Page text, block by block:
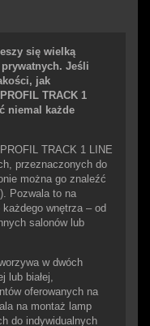
się wielką
Jeśli
jak
TRACK 1
niemal każde
TRACK 1 LINE
przeznaczonych do
można go znaleźć
Pozwala to na
wnętrza – od
salonów lub
w dwóch
lub białej,
oferowanych na
na montaż lamp
do indywidualnych